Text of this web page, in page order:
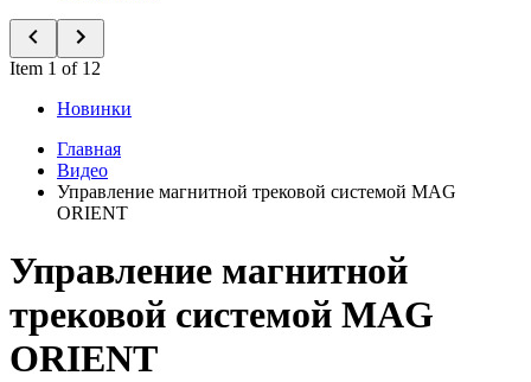
Item 1 of 12
Новинки
Главная
Видео
Управление магнитной трековой системой MAG
ORIENT
Управление магнитной
трековой системой MAG
ORIENT